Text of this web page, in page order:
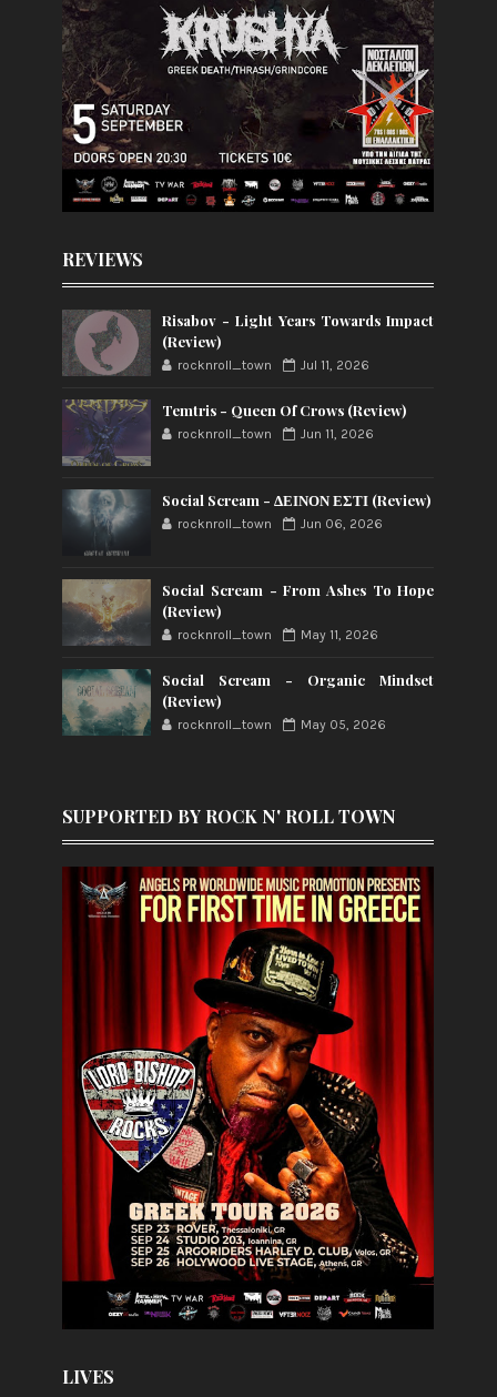
REVIEWS
Risabov - Light Years Towards Impact
(Review)
rocknroll_town Jul 11, 2026
Temtris - Queen Of Crows (Review)
rocknroll_town Jun 11, 2026
Social Scream - ΔΕΙΝΟΝ ΕΣΤΙ (Review)
rocknroll_town Jun 06, 2026
Social Scream - From Ashes To Hope
(Review)
rocknroll_town May 11, 2026
Social Scream - Organic Mindset
(Review)
rocknroll_town May 05, 2026
SUPPORTED BY ROCK N' ROLL TOWN
LIVES